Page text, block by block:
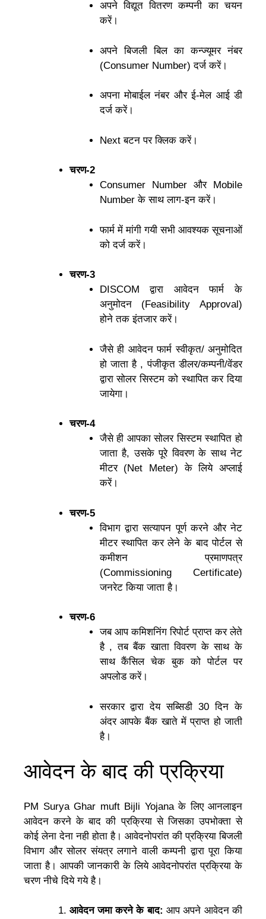
अपने विद्यूत वितरण कम्पनी का चयन
करें।
अपने बिजली बिल का कन्ज्यूमर नंबर
(Consumer Number) दर्ज करें।
अपना मोबाईल नंबर और ई-मेल आई डी
दर्ज करें।
Next बटन पर क्लिक करें।
चरण-2
Consumer Number और Mobile
Number के साथ लाग-इन करें।
फार्म में मांगी गयी सभी आवश्यक सूचनाओं
को दर्ज करें।
चरण-3
DISCOM द्वारा आवेदन फार्म के
अनुमोदन (Feasibility Approval)
होने तक इंतजार करें।
जैसे ही आवेदन फार्म स्वीकृत/ अनुमोदित
हो जाता है , पंजीकृत डीलर/कम्पनी/वेंडर
द्वारा सोलर सिस्टम को स्थापित कर दिया
जायेगा।
चरण-4
जैसे ही आपका सोलर सिस्टम स्थापित हो
जाता है, उसके पूरे विवरण के साथ नेट
मीटर (Net Meter) के लिये अप्लाई
करें।
चरण-5
विभाग द्वारा सत्यापन पूर्ण करने और नेट
मीटर स्थापित कर लेने के बाद पोर्टल से
कमीशन प्रमाणपत्र
(Commissioning Certificate)
जनरेट किया जाता है।
चरण-6
जब आप कमिशनिंग रिपोर्ट प्राप्त कर लेते
है , तब बैंक खाता विवरण के साथ के
साथ कैंसिल चेक बुक को पोर्टल पर
अपलोड करें।
सरकार द्वारा देय सब्सिडी 30 दिन के
अंदर आपके बैंक खाते में प्राप्त हो जाती
है।
आवेदन के बाद की प्रक्रिया
PM Surya Ghar muft Bijli Yojana के लिए आनलाइन
आवेदन करने के बाद की प्रक्रिया से जिसका उपभोक्ता से
कोई लेना देना नही होता है। आवेदनोपरांत की प्रक्रिया बिजली
विभाग और सोलर संयत्र लगाने वाली कम्पनी द्वारा पूरा किया
जाता है। आपकी जानकारी के लिये आवेदनोपरांत प्रक्रिया के
चरण नीचे दिये गये है।
आवेदन जमा करने के बाद: आप अपने आवेदन की